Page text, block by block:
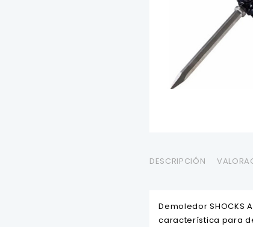
DESCRIPCIÓN
Demoledor SHOCKS
característica para